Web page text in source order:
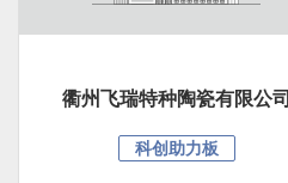
衢州飞瑞特种陶瓷有限公司
科创助力板